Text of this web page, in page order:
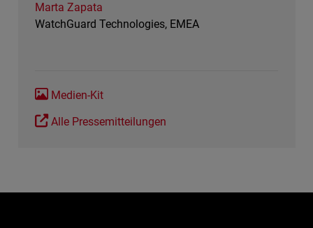
Marta Zapata
WatchGuard Technologies, EMEA
Medien-Kit
Alle Pressemitteilungen